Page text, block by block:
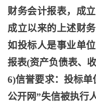
财务会计报表，成
成立以来的上述财
如投标人是事业单
报表(资产负债表、收
6)信誉要求：投标
公开网”失信被执行